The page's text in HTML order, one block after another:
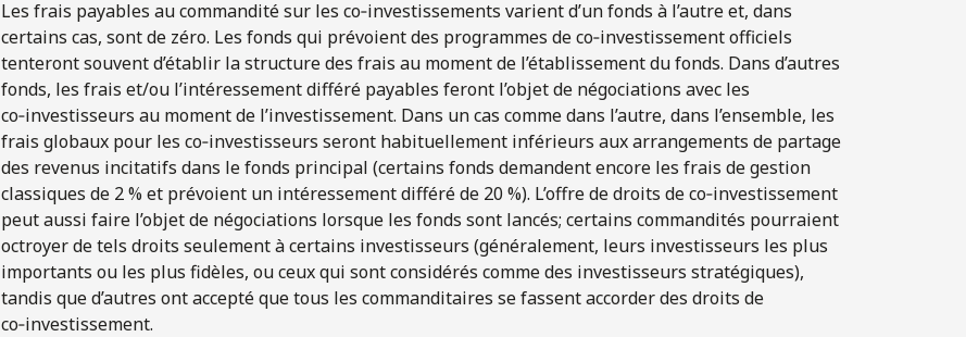
Les frais payables au commandité sur les co‑investissements varient d’un fonds à l’autre et, dans
certains cas, sont de zéro. Les fonds qui prévoient des programmes de co‑investissement officiels
tenteront souvent d’établir la structure des frais au moment de l’établissement du fonds. Dans d’autres
fonds, les frais et/ou l’intéressement différé payables feront l’objet de négociations avec les
co‑investisseurs au moment de l’investissement. Dans un cas comme dans l’autre, dans l’ensemble, les
frais globaux pour les co‑investisseurs seront habituellement inférieurs aux arrangements de partage
des revenus incitatifs dans le fonds principal (certains fonds demandent encore les frais de gestion
classiques de 2 % et prévoient un intéressement différé de 20 %). L’offre de droits de co‑investissement
peut aussi faire l’objet de négociations lorsque les fonds sont lancés; certains commandités pourraient
octroyer de tels droits seulement à certains investisseurs (généralement, leurs investisseurs les plus
importants ou les plus fidèles, ou ceux qui sont considérés comme des investisseurs stratégiques),
tandis que d’autres ont accepté que tous les commanditaires se fassent accorder des droits de
co‑investissement.